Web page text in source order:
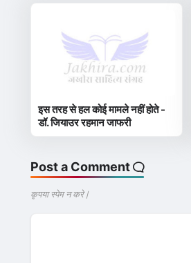
इस तरह से हल कोई मामले नहीं होते -
डॉ. जियाउर रहमान जाफरी
Post a Comment
कृपया स्पेम न करे |